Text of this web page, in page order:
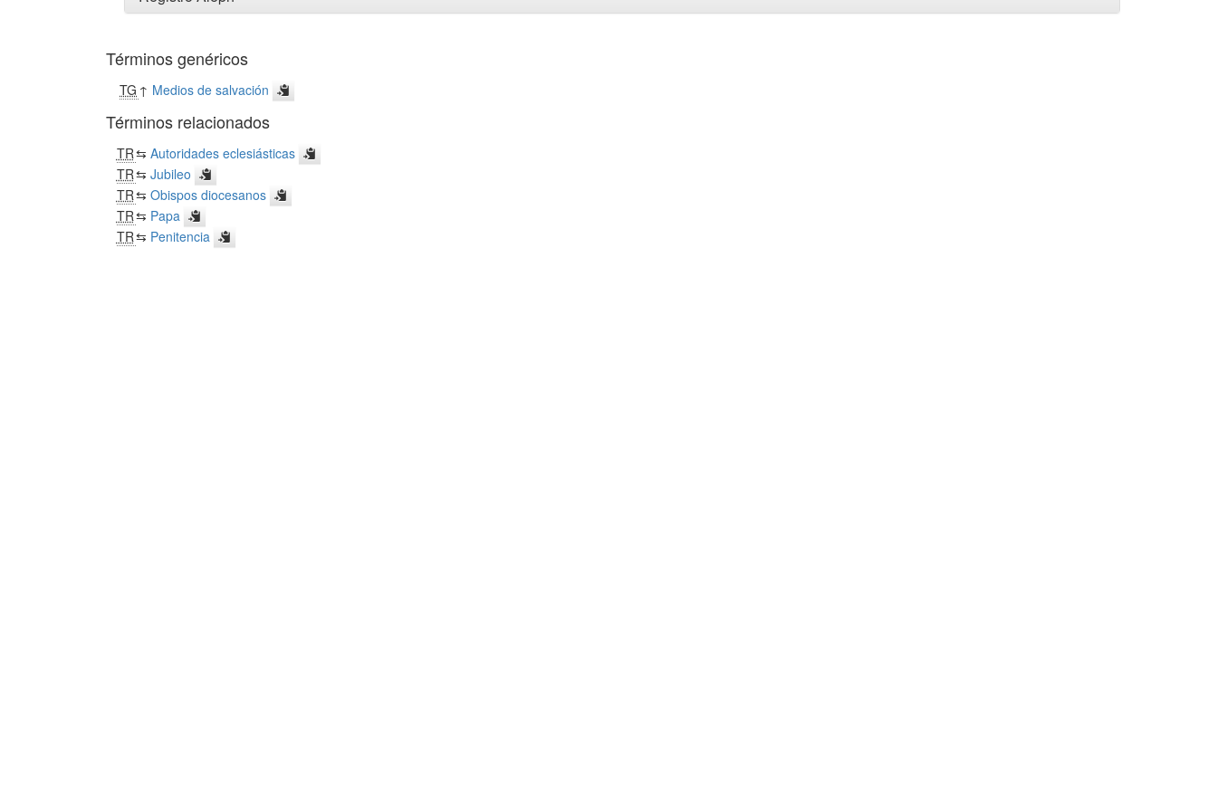
Términos genéricos
TG ↑ Medios de salvación
Términos relacionados
TR⇆ Autoridades eclesiásticas
TR⇆ Jubileo
TR⇆ Obispos diocesanos
TR⇆ Papa
TR⇆ Penitencia